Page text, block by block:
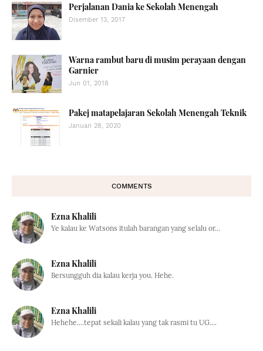
Perjalanan Dania ke Sekolah Menengah
Disember 13, 2017
Warna rambut baru di musim perayaan dengan
Garnier
Jun 01, 2018
Pakej matapelajaran Sekolah Menengah Teknik
Januari 28, 2020
COMMENTS
Ezna Khalili
Ye kalau ke Watsons itulah barangan yang selalu or...
Ezna Khalili
Bersungguh dia kalau kerja you. Hehe.
Ezna Khalili
Hehehe....tepat sekali kalau yang tak rasmi tu UG....